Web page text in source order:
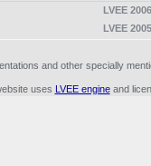
LVEE
LVEE
and other specially
uses LVEE engineand